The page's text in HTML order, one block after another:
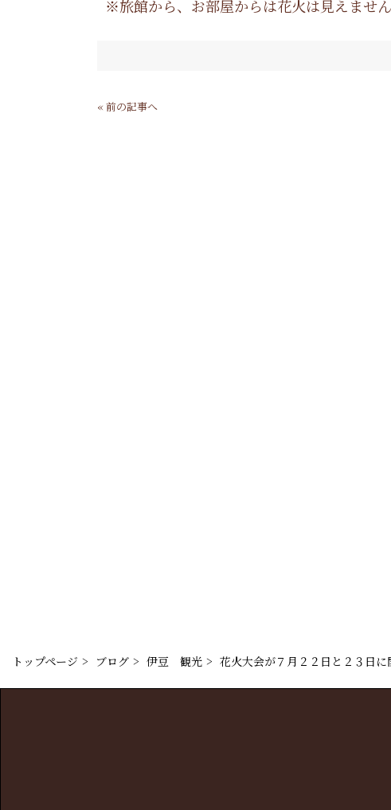
※旅館から、お部屋からは花火は見えません
« 前の記事へ
トップページ ブログ 伊豆　観光 花火大会が７月２２日と２３日